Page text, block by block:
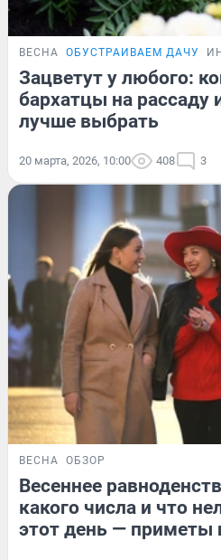
ВЕСНА ОБУСТРАИВАЕМ ДАЧУ
Зацветут у любого:
бархатцы на рассаду
лучше выбрать
20 марта, 2026, 10:00 408 3
ВЕСНА ОБЗОР
Весеннее
какого числа и что
этот день — приметы